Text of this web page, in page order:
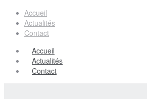
Accueil
Actualités
Contact
Accueil
Actualités
Contact